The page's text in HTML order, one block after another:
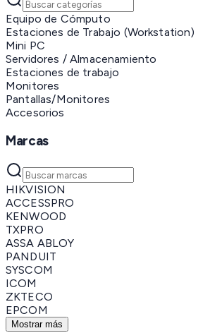
Equipo de Cómputo
Estaciones de Trabajo (Workstation)
Mini PC
Servidores / Almacenamiento
Estaciones de trabajo
Monitores
Pantallas/Monitores
Accesorios
Marcas
HIKVISION
ACCESSPRO
KENWOOD
TXPRO
ASSA ABLOY
PANDUIT
SYSCOM
ICOM
ZKTECO
EPCOM
Mostrar más